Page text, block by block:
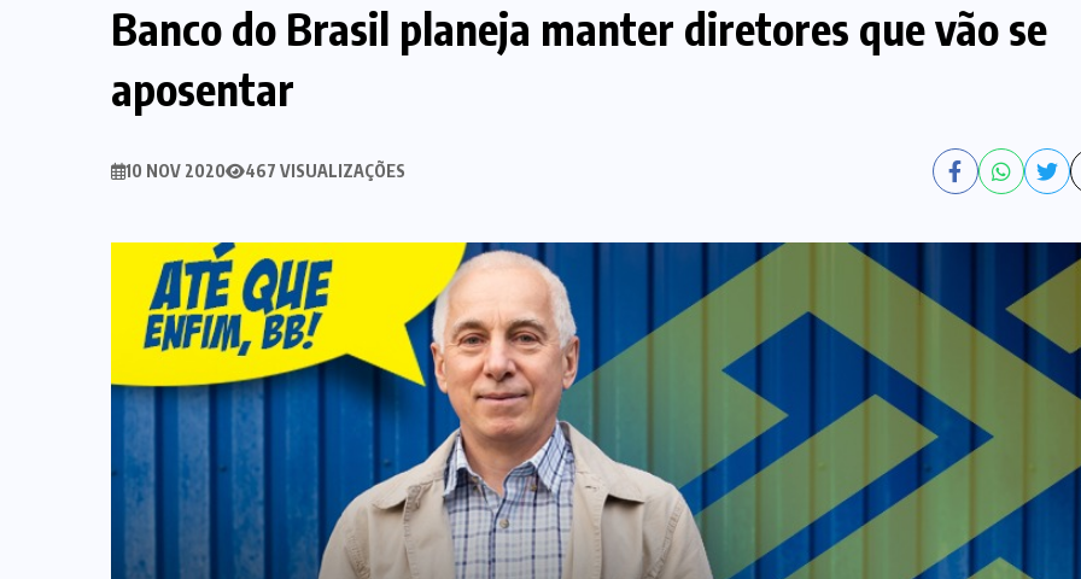
Banco do Brasil planeja manter diretores que vão se
aposentar
10 NOV 2020 467 VISUALIZAÇÕES